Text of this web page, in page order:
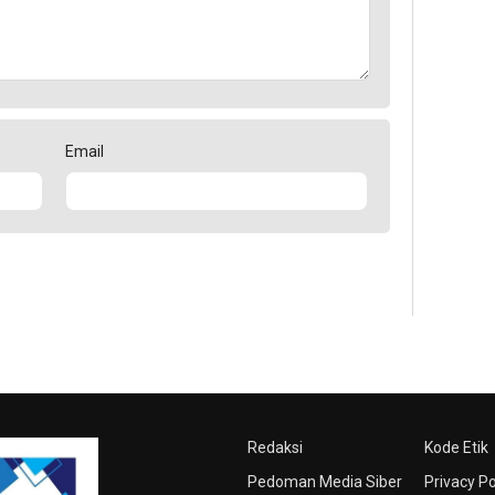
Email
Redaksi
Pedoman Media Siber
Kode Etik
Privacy